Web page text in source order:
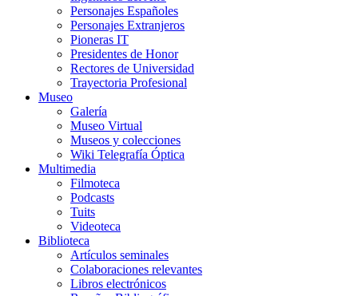
Personajes Españoles
Personajes Extranjeros
Pioneras IT
Presidentes de Honor
Rectores de Universidad
Trayectoria Profesional
Museo
Galería
Museo Virtual
Museos y colecciones
Wiki Telegrafía Óptica
Multimedia
Filmoteca
Podcasts
Tuits
Videoteca
Biblioteca
Artículos seminales
Colaboraciones relevantes
Libros electrónicos